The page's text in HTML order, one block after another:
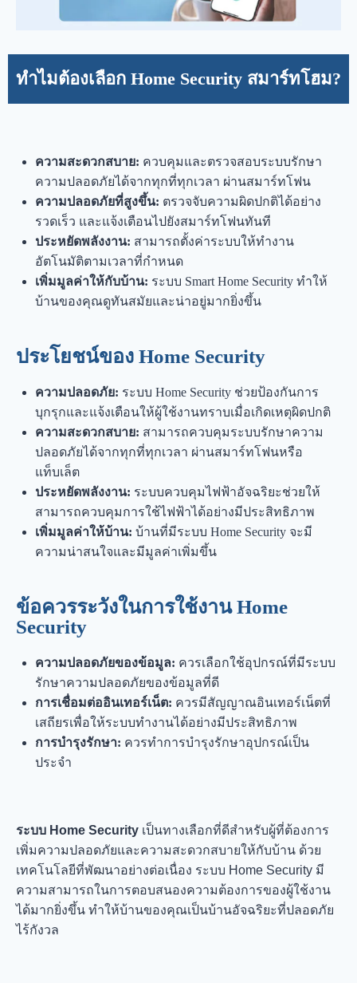
ทำไมต้องเลือก Home Security สมาร์ทโฮม?
ความสะดวกสบาย: ควบคุมและตรวจสอบระบบรักษา
ความปลอดภัยได้จากทุกที่ทุกเวลา ผ่านสมาร์ทโฟน
ความปลอดภัยที่สูงขึ้น: ตรวจจับความผิดปกติได้อย่าง
รวดเร็ว และแจ้งเตือนไปยังสมาร์ทโฟนทันที
ประหยัดพลังงาน: สามารถตั้งค่าระบบให้ทำงาน
อัตโนมัติตามเวลาที่กำหนด
เพิ่มมูลค่าให้กับบ้าน: ระบบ Smart Home Security ทำให้
บ้านของคุณดูทันสมัยและน่าอยู่มากยิ่งขึ้น
ประโยชน์ของ Home Security
ความปลอดภัย: ระบบ Home Security ช่วยป้องกันการ
บุกรุกและแจ้งเตือนให้ผู้ใช้งานทราบเมื่อเกิดเหตุผิดปกติ
ความสะดวกสบาย: สามารถควบคุมระบบรักษาความ
ปลอดภัยได้จากทุกที่ทุกเวลา ผ่านสมาร์ทโฟนหรือ
แท็บเล็ต
ประหยัดพลังงาน: ระบบควบคุมไฟฟ้าอัจฉริยะช่วยให้
สามารถควบคุมการใช้ไฟฟ้าได้อย่างมีประสิทธิภาพ
เพิ่มมูลค่าให้บ้าน: บ้านที่มีระบบ Home Security จะมี
ความน่าสนใจและมีมูลค่าเพิ่มขึ้น
ข้อควรระวังในการใช้งาน Home
Security
ความปลอดภัยของข้อมูล: ควรเลือกใช้อุปกรณ์ที่มีระบบ
รักษาความปลอดภัยของข้อมูลที่ดี
การเชื่อมต่ออินเทอร์เน็ต: ควรมีสัญญาณอินเทอร์เน็ตที่
เสถียรเพื่อให้ระบบทำงานได้อย่างมีประสิทธิภาพ
การบำรุงรักษา: ควรทำการบำรุงรักษาอุปกรณ์เป็น
ประจำ
ระบบ Home Security เป็นทางเลือกที่ดีสำหรับผู้ที่ต้องการ
เพิ่มความปลอดภัยและความสะดวกสบายให้กับบ้าน ด้วย
เทคโนโลยีที่พัฒนาอย่างต่อเนื่อง ระบบ Home Security มี
ความสามารถในการตอบสนองความต้องการของผู้ใช้งาน
ได้มากยิ่งขึ้น ทำให้บ้านของคุณเป็นบ้านอัจฉริยะที่ปลอดภัย
ไร้กังวล